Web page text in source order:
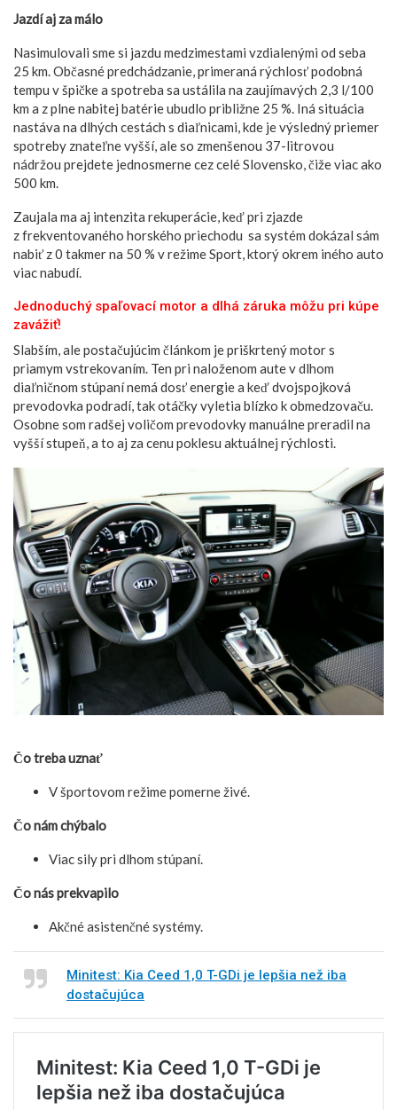
Jazdí aj za málo
Nasimulovali sme si jazdu medzimestami vzdialenými od seba
25 km. Občasné predchádzanie, primeraná rýchlosť podobná
tempu v špičke a spotreba sa ustálila na zaujímavých 2,3 l/100
km a z plne nabitej batérie ubudlo približne 25 %. Iná situácia
nastáva na dlhých cestách s diaľnicami, kde je výsledný priemer
spotreby znateľne vyšší, ale so zmenšenou 37-litrovou
nádržou prejdete jednosmerne cez celé Slovensko, čiže viac ako
500 km.
Zaujala ma aj intenzita rekuperácie, keď pri zjazde
z frekventovaného horského priechodu sa systém dokázal sám
nabiť z 0 takmer na 50 % v režime Sport, ktorý okrem iného auto
viac nabudí.
Jednoduchý spaľovací motor a dlhá záruka môžu pri kúpe
zavážiť!
Slabším, ale postačujúcim článkom je priškrtený motor s
priamym vstrekovaním. Ten pri naloženom aute v dlhom
diaľničnom stúpaní nemá dosť energie a keď dvojspojková
prevodovka podradí, tak otáčky vyletia blízko k obmedzovaču.
Osobne som radšej voličom prevodovky manuálne preradil na
vyšší stupeň, a to aj za cenu poklesu aktuálnej rýchlosti.
Čo treba uznať
V športovom režime pomerne živé.
Čo nám chýbalo
Viac sily pri dlhom stúpaní.
Čo nás prekvapilo
Akčné asistenčné systémy.
Minitest: Kia Ceed 1,0 T-GDi je lepšia než iba
dostačujúca